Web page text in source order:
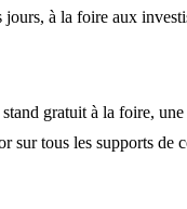
à la foire aux
gratuit à la foire,
sur tous les supports